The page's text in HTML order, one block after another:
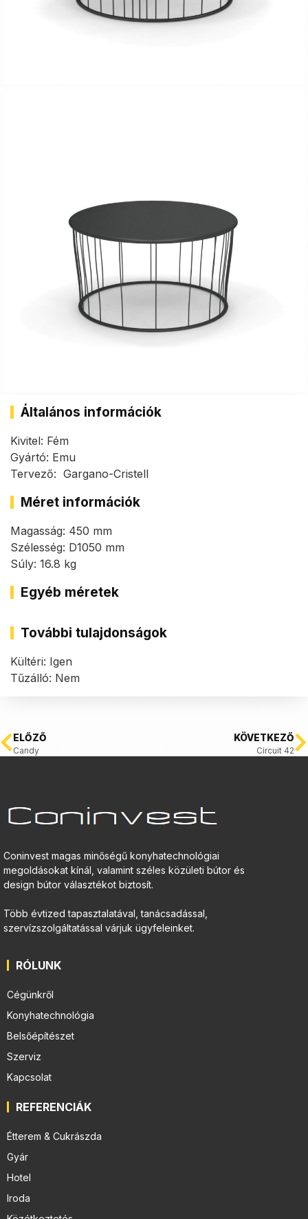
Általános információk
Kivitel: Fém
Gyártó: Emu
Tervező: Gargano-Cristell
Méret információk
Magasság: 450 mm
Szélesség: D1050 mm
Súly: 16.8 kg
Egyéb méretek
További tulajdonságok
Kültéri: Igen
Tűzálló: Nem
ELŐZŐ
Candy
KÖVETKEZŐ
Circuit 42
Coninvest magas minőségű konyhatechnológiai
megoldásokat kínál, valamint széles közületi bútor és
design bútor választékot biztosít.
Több évtized tapasztalatával, tanácsadással,
szervízszolgáltatással várjuk ügyfeleinket.
RÓLUNK
Cégünkről
Konyhatechnológia
Belsőépítészet
Szerviz
Kapcsolat
REFERENCIÁK
Étterem & Cukrászda
Gyár
Hotel
Iroda